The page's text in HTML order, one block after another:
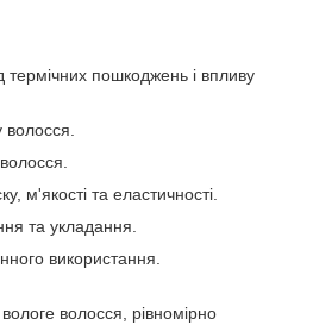
термічних пошкоджень і впливу
волосся.
м'якості та еластичності.
та укладання.
використання.
волосся, рівномірно